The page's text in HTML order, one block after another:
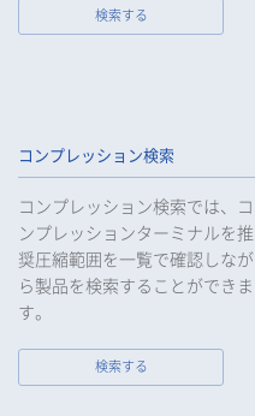
検索する
コンプレッション検索
コンプレッション検索では、コ
ンプレッションターミナルを推
奨圧縮範囲を一覧で確認しなが
ら製品を検索することができま
す。
検索する